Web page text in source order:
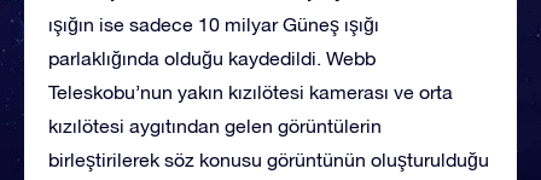
ışığın ise sadece 10 milyar Güneş ışığı
parlaklığında olduğu kaydedildi. Webb
Teleskobu’nun yakın kızılötesi kamerası ve orta
kızılötesi aygıtından gelen görüntülerin
birleştirilerek söz konusu görüntünün oluşturulduğu